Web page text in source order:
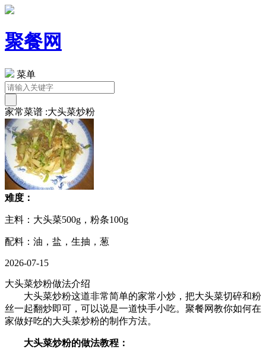
聚餐网
菜单
家常菜谱 :大头菜炒粉
难度：
主料：大头菜500g，粉条100g
配料：油，盐，生抽，葱
2026-07-15
大头菜炒粉做法介绍
大头菜炒粉这道非常简单的家常小炒，把大头菜切碎和粉
丝一起翻炒即可，可以说是一道快手小吃。聚餐网教你如何在
家做好吃的大头菜炒粉的制作方法。
大头菜炒粉的做法教程：